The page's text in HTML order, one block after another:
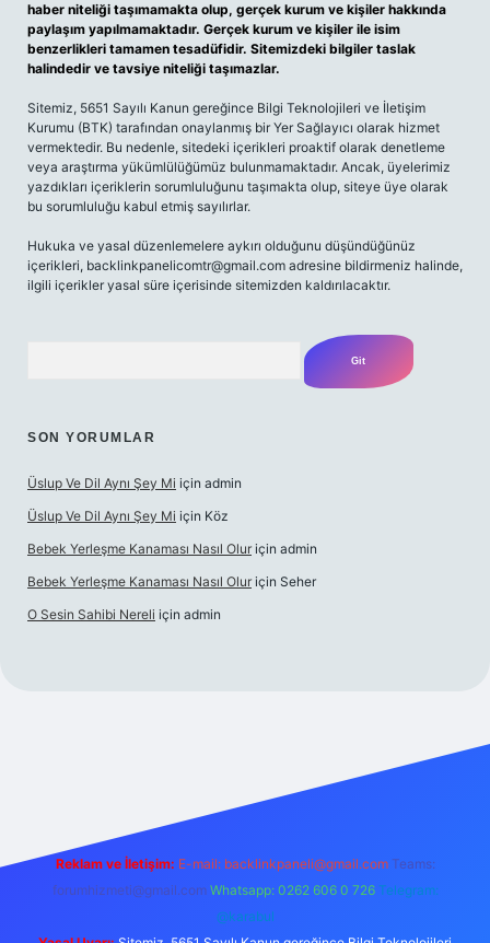
haber niteliği taşımamakta olup, gerçek kurum ve kişiler hakkında
paylaşım yapılmamaktadır. Gerçek kurum ve kişiler ile isim
benzerlikleri tamamen tesadüfidir. Sitemizdeki bilgiler taslak
halindedir ve tavsiye niteliği taşımazlar.
Sitemiz, 5651 Sayılı Kanun gereğince Bilgi Teknolojileri ve İletişim
Kurumu (BTK) tarafından onaylanmış bir Yer Sağlayıcı olarak hizmet
vermektedir. Bu nedenle, sitedeki içerikleri proaktif olarak denetleme
veya araştırma yükümlülüğümüz bulunmamaktadır. Ancak, üyelerimiz
yazdıkları içeriklerin sorumluluğunu taşımakta olup, siteye üye olarak
bu sorumluluğu kabul etmiş sayılırlar.
Hukuka ve yasal düzenlemelere aykırı olduğunu düşündüğünüz
içerikleri, backlinkpanelicomtr@gmail.com adresine bildirmeniz halinde,
ilgili içerikler yasal süre içerisinde sitemizden kaldırılacaktır.
SON YORUMLAR
Üslup Ve Dil Aynı Şey Mi için admin
Üslup Ve Dil Aynı Şey Mi için Köz
Bebek Yerleşme Kanaması Nasıl Olur için admin
Bebek Yerleşme Kanaması Nasıl Olur için Seher
O Sesin Sahibi Nereli için admin
Reklam ve İletişim: E-mail: backlinkpaneli@gmail.com Teams:
forumhizmeti@gmail.com Whatsapp: 0262 606 0 726 Telegram:
@karabul